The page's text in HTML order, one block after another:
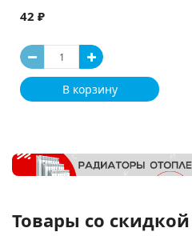
42 ₽
В корзину
Товары со скидкой